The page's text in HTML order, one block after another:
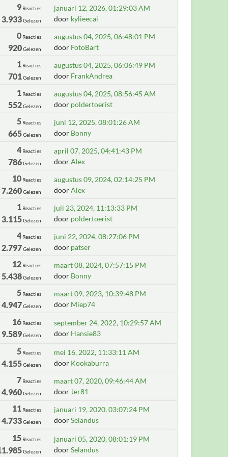
9 Reacties
3.933Gelezen
januari 12, 2026, 01:29:03 AM
door kylieecai
0 Reacties
920Gelezen
augustus 04, 2025, 06:48:01 PM
door FotoBart
1 Reacties
701 Gelezen
augustus 04, 2025, 06:06:49 PM
door FrankAndrea
1 Reacties
552Gelezen
augustus 04, 2025, 08:56:45 AM
door poldertoerist
5 Reacties
665Gelezen
juni 12, 2025, 08:01:26 AM
door Bonny
4 Reacties
786Gelezen
april 07, 2025, 04:41:43 PM
doorAlex
10 Reacties
7.260Gelezen
augustus 09, 2024, 02:14:25 PM
doorAlex
1 Reacties
3.115Gelezen
juli 23, 2024, 11:13:33 PM
door poldertoerist
4 Reacties
2.797Gelezen
juni 22, 2024, 08:27:06 PM
door patser
12 Reacties
5.438Gelezen
maart 08, 2024, 07:57:15 PM
door Bonny
5 Reacties
4.947Gelezen
maart 09, 2023, 10:39:48 PM
door Miep74
16 Reacties
9.589Gelezen
september 24, 2022, 10:29:57 AM
door Hansie83
5 Reacties
4.155Gelezen
mei 16, 2022, 11:33:11 AM
door Kookaburra
7 Reacties
4.960Gelezen
maart 07, 2020, 09:46:44 AM
door Jer81
11 Reacties
4.733Gelezen
januari 19, 2020, 03:07:24 PM
doorSelandus
15 Reacties
Gelezen
januari 05, 2020, 08:01:19 PM
doorSelandus